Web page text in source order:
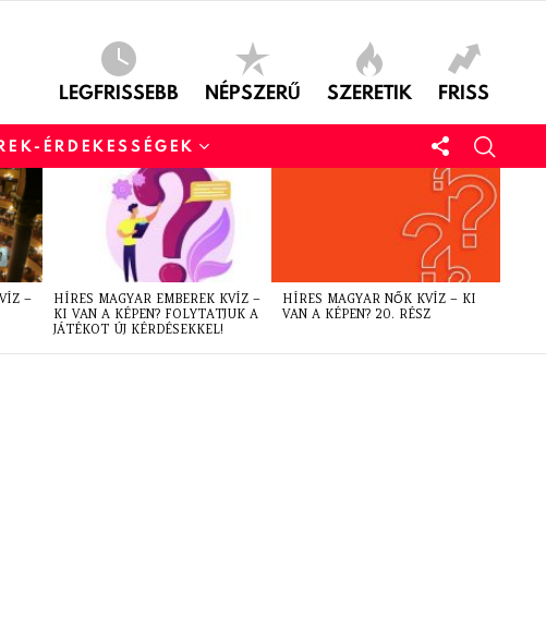
LEGFRISSEBB NÉPSZERŰ SZERETIK FRISS
ÉRDEKESSÉGEK
–
HÍRES MAGYAR EMBEREK KVÍZ –
KI VAN A KÉPEN? FOLYTATJUK A
JÁTÉKOT ÚJ KÉRDÉSEKKEL!
HÍRES MAGYAR NŐK KVÍZ – KI
VAN A KÉPEN? 20. RÉSZ